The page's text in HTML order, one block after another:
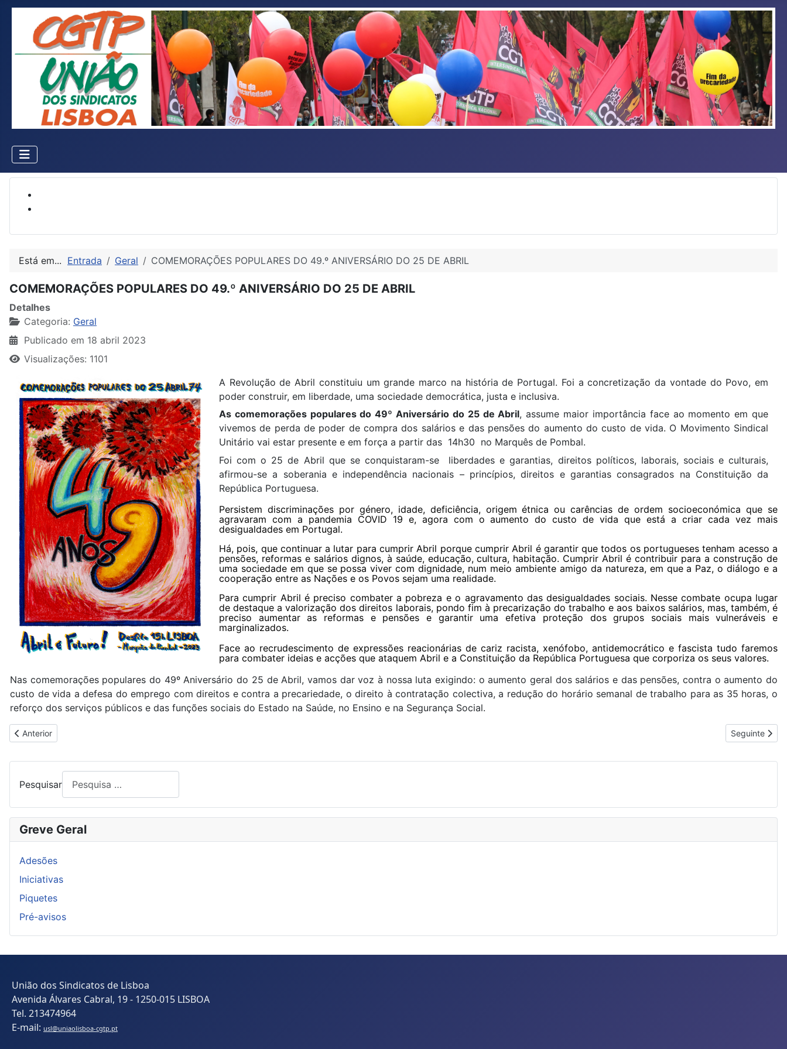
Está em... Entrada Geral COMEMORAÇÕES POPULARES DO 49.º ANIVERSÁRIO DO 25 DE ABRIL
COMEMORAÇÕES POPULARES DO 49.º ANIVERSÁRIO DO 25 DE ABRIL
Detalhes
Categoria: Geral
Publicado em 18 abril 2023
Visualizações: 1101
A Revolução de Abril constituiu um grande marco na história de Portugal. Foi a concretização da vontade do Povo, em
poder construir, em liberdade, uma sociedade democrática, justa e inclusiva.
As comemorações populares do 49º Aniversário do 25 de Abril, assume maior importância face ao momento em que
vivemos de perda de poder de compra dos salários e das pensões do aumento do custo de vida. O Movimento Sindical
Unitário vai estar presente e em força a partir das 14h30 no Marquês de Pombal.
Foi com o 25 de Abril que se conquistaram-se liberdades e garantias, direitos políticos, laborais, sociais e culturais,
afirmou-se a soberania e independência nacionais – princípios, direitos e garantias consagrados na Constituição da
República Portuguesa.
Persistem discriminações por género, idade, deficiência, origem étnica ou carências de ordem socioeconómica que se
agravaram com a pandemia COVID 19 e, agora com o aumento do custo de vida que está a criar cada vez mais
desigualdades em Portugal.
Há, pois, que continuar a lutar para cumprir Abril porque cumprir Abril é garantir que todos os portugueses tenham acesso a
pensões, reformas e salários dignos, à saúde, educação, cultura, habitação. Cumprir Abril é contribuir para a construção de
uma sociedade em que se possa viver com dignidade, num meio ambiente amigo da natureza, em que a Paz, o diálogo e a
cooperação entre as Nações e os Povos sejam uma realidade.
Para cumprir Abril é preciso combater a pobreza e o agravamento das desigualdades sociais. Nesse combate ocupa lugar
de destaque a valorização dos direitos laborais, pondo fim à precarização do trabalho e aos baixos salários, mas, também, é
preciso aumentar as reformas e pensões e garantir uma efetiva proteção dos grupos sociais mais vulneráveis e
marginalizados.
Face ao recrudescimento de expressões reacionárias de cariz racista, xenófobo, antidemocrático e fascista tudo faremos
para combater ideias e acções que ataquem Abril e a Constituição da República Portuguesa que corporiza os seus valores.
Nas comemorações populares do 49º Aniversário do 25 de Abril, vamos dar voz à nossa luta exigindo: o aumento geral dos salários e das pensões, contra o aumento do
custo de vida a defesa do emprego com direitos e contra a precariedade, o direito à contratação colectiva, a redução do horário semanal de trabalho para as 35 horas, o
reforço dos serviços públicos e das funções sociais do Estado na Saúde, no Ensino e na Segurança Social.
Artigo anterior: DESFILE POPULAR DO 25 DE ABRIL - 15H00 MARQUÊS DE POMBAL/ROSSIO
Anterior Artigo
Seguinte
Pesquisar
Greve Geral
Adesões
Iniciativas
Piquetes
Pré-avisos
União dos Sindicatos de Lisboa
Avenida Álvares Cabral, 19 - 1250-015 LISBOA
Tel. 213474964
E-mail: usl@uniaolisboa-cgtp.pt